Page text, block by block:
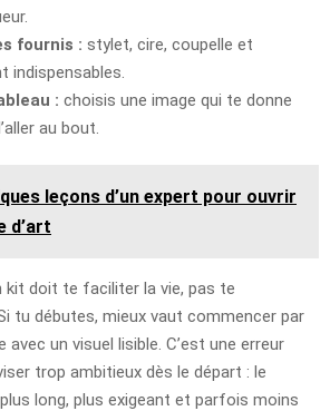
fournis : stylet, cire, coupelle et
: choisis une image qui te donne
au bout.
leçons d’un expert pour ouvrir
d’art
kit doit te faciliter la vie, pas te
tu débutes, mieux vaut commencer par
un visuel lisible. C’est une erreur
trop ambitieux dès le départ : le
long, plus exigeant et parfois moins